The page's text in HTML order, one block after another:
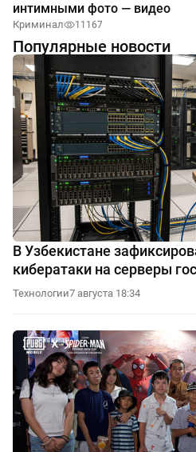
интимными фото — видео
Криминал 11167
Популярные новости
В Узбекистане
кибератаки на серверы
Технологии7 августа 18:34